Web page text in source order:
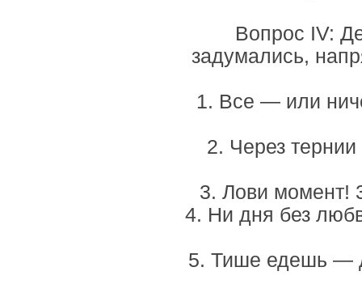
Вопрос IV:
задумались,
1. Все — или
2. Через
3. Лови момент!
4. Ни дня без
5. Тише едешь —